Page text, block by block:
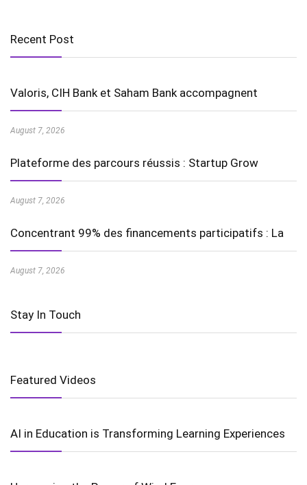
Recent Post
Valoris, CIH Bank et Saham Bank accompagnent
August 7, 2026
Plateforme des parcours réussis : Startup Grow
August 7, 2026
Concentrant 99% des financements participatifs : La
August 7, 2026
Stay In Touch
Featured Videos
AI in Education is Transforming Learning Experiences